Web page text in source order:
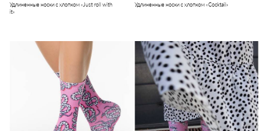
Удлиненные носки с хлопком «Just roll with
it»
Удлиненные носки с хлопком «Сocktail»